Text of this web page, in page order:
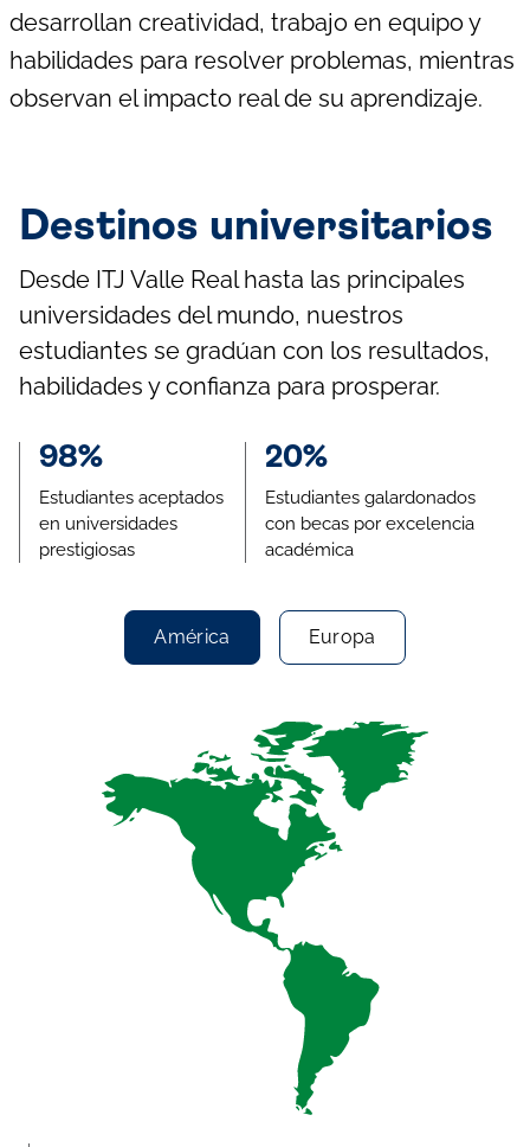
desarrollan creatividad, trabajo en equipo y
habilidades para resolver problemas, mientras
observan el impacto real de su aprendizaje.
Destinos universitarios
Desde ITJ Valle Real hasta las principales
universidades del mundo, nuestros
estudiantes se gradúan con los resultados,
habilidades y confianza para prosperar.
98%
Estudiantes aceptados
en universidades
prestigiosas
20%
Estudiantes galardonados
con becas por excelencia
académica
América Europa